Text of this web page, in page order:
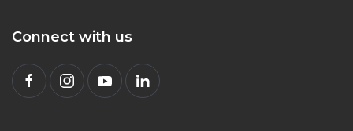
Connect with us